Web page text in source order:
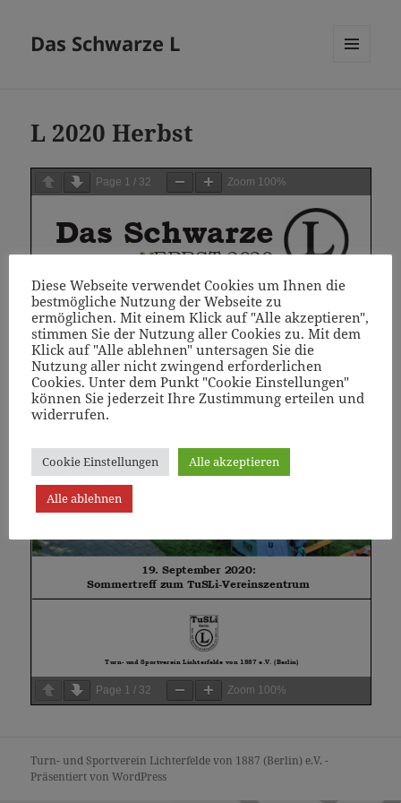
Das Schwarze L
L 2020 Herbst
Page 1 / 32 Zoom 100%
Page 1 / 32 Zoom 100%
Turn- und Sportverein Lichterfelde von 1887 (Berlin) e.V. -
Präsentiert von WordPress
Diese Webseite verwendet Cookies um Ihnen die
bestmögliche Nutzung der Webseite zu
ermöglichen. Mit einem Klick auf "Alle akzeptieren",
stimmen Sie der Nutzung aller Cookies zu. Mit dem
Klick auf "Alle ablehnen" untersagen Sie die
Nutzung aller nicht zwingend erforderlichen
Cookies. Unter dem Punkt "Cookie Einstellungen"
können Sie jederzeit Ihre Zustimmung erteilen und
widerrufen.
Cookie Einstellungen Alle akzeptieren
Alle ablehnen